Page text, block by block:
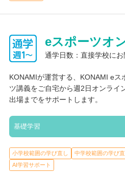
eスポーツオ
通学日数：直接学校にお
KONAMIが運営する、KONAMI e
ツ講義をご自宅から週2日オンライ
出場までをサポートします。
基礎学習
小学校範囲の学び直し 中学校範囲の学び直
AI学習サポート